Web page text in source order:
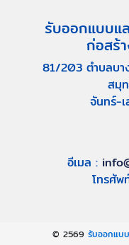
รับออกแบบแ
ก่อสร้
81/203 ตำบลบา
สมุ
จันทร์-
อีเมล :
โทรศัพ
© 2569รับออกแบ